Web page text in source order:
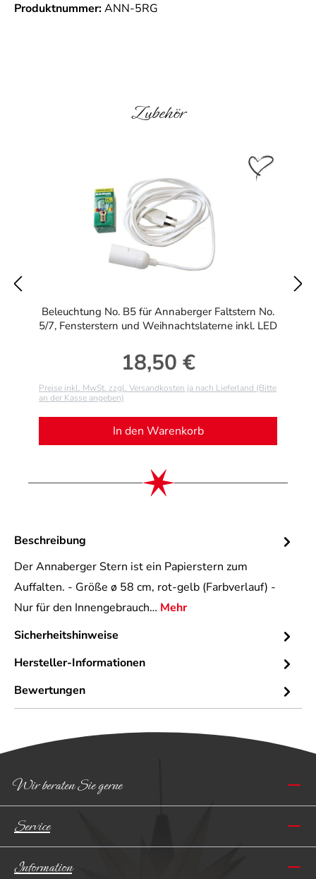
Produktnummer:ANN-5RG
Produktgalerie überspringen
Zubehör
Beleuchtung No. B5 für Annaberger Faltstern No.
5/7, Fensterstern und Weihnachtslaterne inkl. LED
Regulärer Preis:
18,50 €
Preise inkl. MwSt. zzgl. Versandkosten ja nach Lieferland (Bitte
an der Kasse angeben)
In den Warenkorb
Beschreibung
Der Annaberger Stern ist ein Papierstern zum
Auffalten. - Größe ø 58 cm, rot-gelb (Farbverlauf) -
Nur für den Innengebrauch… Mehr
Sicherheitshinweise
Hersteller-Informationen
Bewertungen
Wir beraten Sie gerne
Service
Information